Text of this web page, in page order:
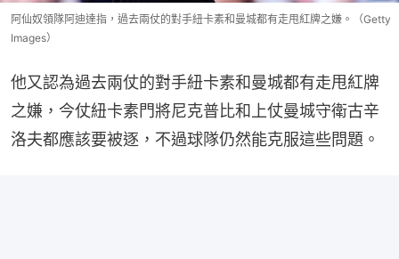
阿仙奴領隊阿迪達指，過去兩仗的對手紐卡素和曼城都有走甩紅牌之嫌。（Getty
Images）
他又認為過去兩仗的對手紐卡素和曼城都有走甩紅牌
之嫌，今仗紐卡素門將尼克普比和上仗曼城守衛古辛
洛夫都應該要被逐，不過球隊仍然能克服這些問題。